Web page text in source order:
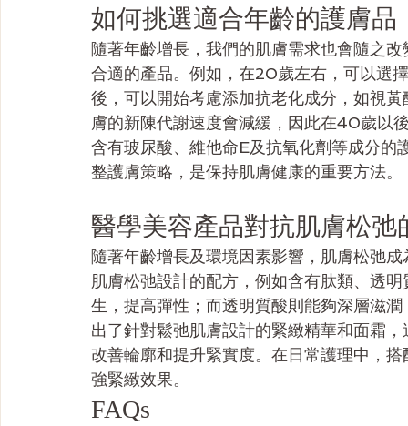
如何挑選適合年齡的護膚品
隨著年齡增長，我們的肌膚需求也會隨之
合適的產品。例如，在20歲左右，可以選
後，可以開始考慮添加抗老化成分，如視
膚的新陳代謝速度會減緩，因此在40歲以
含有玻尿酸、維他命E及抗氧化劑等成分的
整護膚策略，是保持肌膚健康的重要方法。
醫學美容產品對抗肌膚松弛
隨著年齡增長及環境因素影響，肌膚松弛
肌膚松弛設計的配方，例如含有肽類、透
生，提高彈性；而透明質酸則能夠深層滋
出了針對鬆弛肌膚設計的緊緻精華和面霜
改善輪廓和提升緊實度。在日常護理中，
強緊緻效果。
FAQs